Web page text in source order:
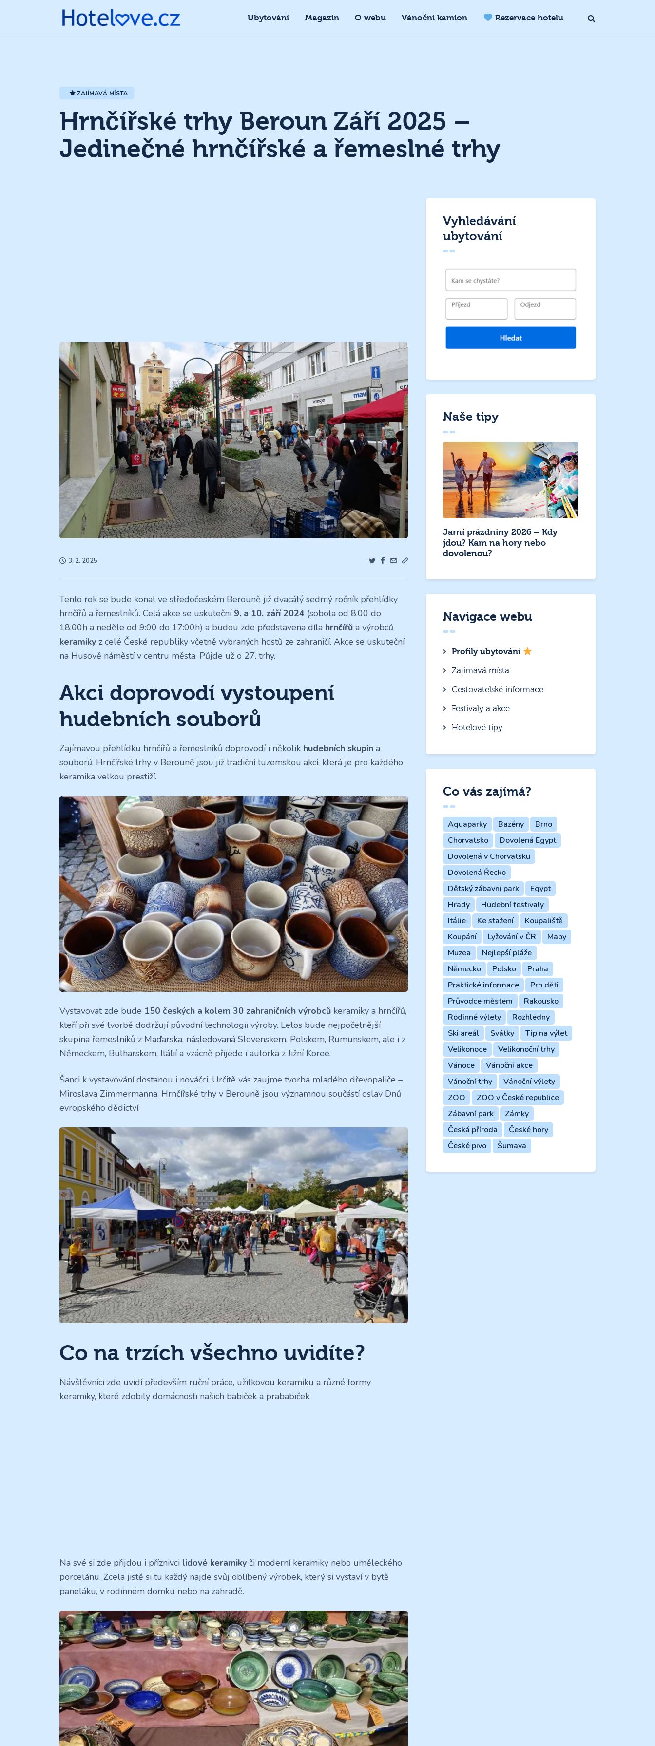
Ubytování Magazín O webu Vánoční kamion Rezervace hotelu
ZAJÍMAVÁ MÍSTA
Hrnčířské trhy Beroun Září 2025 –
Jedinečné hrnčířské a řemeslné trhy
3. 2. 2025
Tento rok se bude konat ve středočeském Berouně již dvacátý sedmý ročník přehlídky
hrnčířů a řemeslníků. Celá akce se uskuteční 9. a 10. září 2024 (sobota od 8:00 do
18:00h a neděle od 9:00 do 17:00h) a budou zde představena díla hrnčířů a výrobců
keramiky z celé České republiky včetně vybraných hostů ze zahraničí. Akce se uskuteční
na Husově náměstí v centru města. Půjde už o 27. trhy.
Akci doprovodí vystoupení
hudebních souborů
Zajímavou přehlídku hrnčířů a řemeslníků doprovodí i několik hudebních skupin a
souborů. Hrnčířské trhy v Berouně jsou již tradiční tuzemskou akcí, která je pro každého
keramika velkou prestiží.
Vystavovat zde bude 150 českých a kolem 30 zahraničních výrobců keramiky a hrnčířů,
kteří při své tvorbě dodržují původní technologii výroby. Letos bude nejpočetnější
skupina řemeslníků z Maďarska, následovaná Slovenskem, Polskem, Rumunskem, ale i z
Německem, Bulharskem, Itálií a vzácně přijede i autorka z Jižní Koree.
Šanci k vystavování dostanou i nováčci. Určitě vás zaujme tvorba mladého dřevopaliče –
Miroslava Zimmermanna. Hrnčířské trhy v Berouně jsou významnou součástí oslav Dnů
evropského dědictví.
Co na trzích všechno uvidíte?
Návštěvníci zde uvidí především ruční práce, užitkovou keramiku a různé formy
keramiky, které zdobily domácnosti našich babiček a prababiček.
Na své si zde přijdou i příznivci lidové keramiky či moderní keramiky nebo uměleckého
porcelánu. Zcela jistě si tu každý najde svůj oblíbený výrobek, který si vystaví v bytě
paneláku, v rodinném domku nebo na zahradě.
Vyhledávání
ubytování
Naše tipy
Jarní prázdniny 2026 – Kdy
jdou? Kam na hory nebo
dovolenou?
Navigace webu
Profily ubytování
Zajímavá místa
Cestovatelské informace
Festivaly a akce
Hotelové tipy
Co vás zajímá?
Aquaparky Bazény
Brno
Chorvatsko
Dovolená Egypt
Dovolená v Chorvatsku
Dovolená Řecko
Dětský zábavní park
Egypt
Hrady
Hudební festivaly
Itálie
Ke stažení
Koupaliště
Koupání
Lyžování v ČR
Mapy
Muzea
Nejlepší pláže
Německo
Polsko
Praha
Praktické informace
Pro děti
Průvodce městem
Rakousko
Rodinné výlety
Rozhledny
Ski areál
Svátky
Tip na výlet
Velikonoce
Velikonoční trhy
Vánoce
Vánoční akce
Vánoční trhy
Vánoční výlety
ZOO
ZOO v České republice
Zábavní park
Zámky
Česká příroda
České hory
České pivo
Šumava